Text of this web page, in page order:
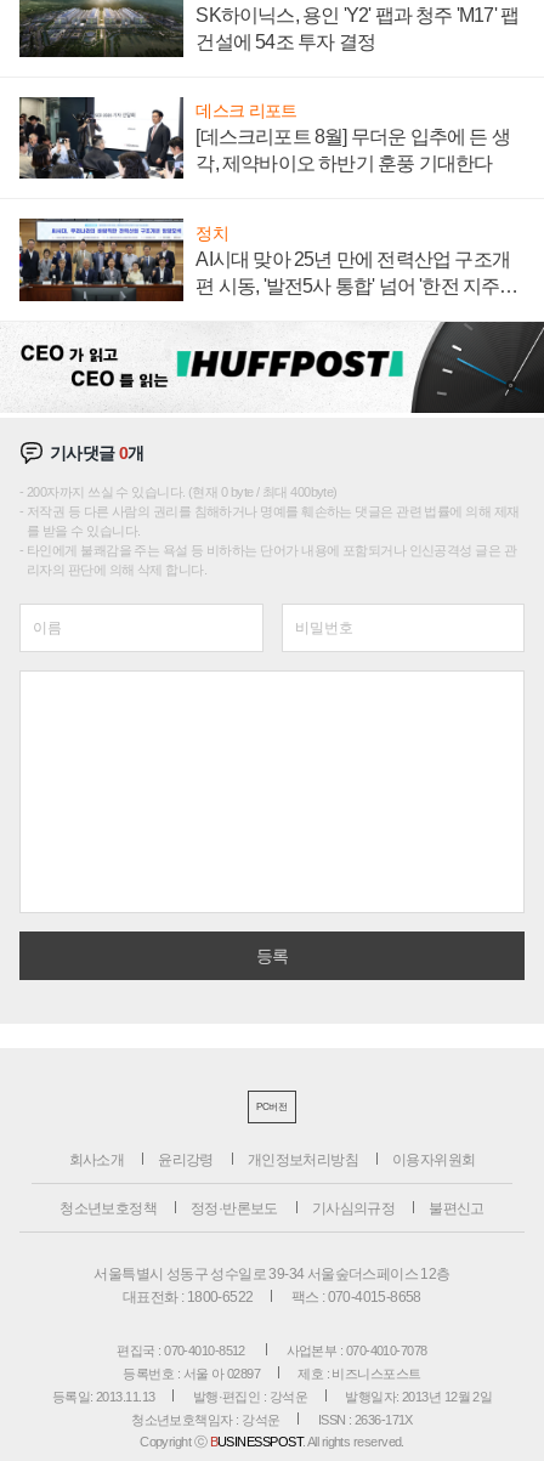
SK하이닉스, 용인 'Y2' 팹과 청주 'M17' 팹
건설에 54조 투자 결정
데스크 리포트
[데스크리포트 8월] 무더운 입추에 든 생
각, 제약바이오 하반기 훈풍 기대한다
정치
AI시대 맞아 25년 만에 전력산업 구조개
편 시동, '발전5사 통합' 넘어 '한전 지주사'
기사댓글0개
200자까지 쓰실 수 있습니다. (현재 0 byte / 최대 400byte)
저작권 등 다른 사람의 권리를 침해하거나 명예를 훼손하는 댓글은 관련 법률에 의해 제재
를 받을 수 있습니다.
타인에게 불쾌감을 주는 욕설 등 비하하는 단어가 내용에 포함되거나 인신공격성 글은 관
리자의 판단에 의해 삭제 합니다.
PC버전
회사소개 윤리강령 개인정보처리방침 이용자위원회
청소년보호정책 정정·반론보도 기사심의규정 불편신고
서울특별시 성동구 성수일로 39-34 서울숲더스페이스 12층
대표전화 : 1800-6522
팩스 : 070-4015-8658
편집국 : 070-4010-8512
사업본부 : 070-4010-7078
등록번호 : 서울 아 02897
제호 : 비즈니스포스트
등록일: 2013.11.13
발행·편집인 : 강석운
발행일자: 2013년 12월 2일
청소년보호책임자 : 강석운
ISSN : 2636-171X
Copyright ⓒ BUSINESSPOST. All rights reserved.